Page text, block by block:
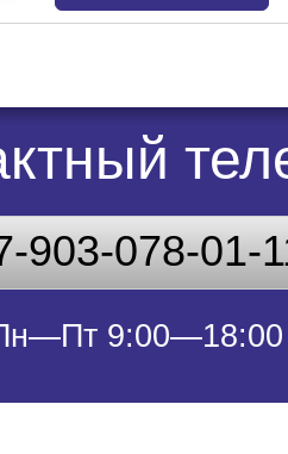
903-078-01-
9:00—18:00